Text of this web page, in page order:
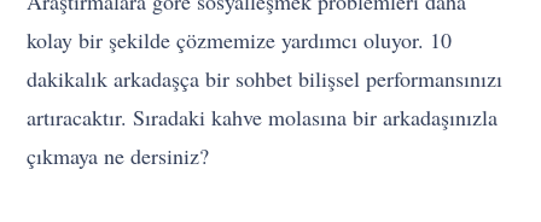
kolay bir şekilde çözmemize yardımcı oluyor. 10
dakikalık arkadaşça bir sohbet bilişsel performansınızı
artıracaktır. Sıradaki kahve molasına bir arkadaşınızla
çıkmaya ne dersiniz?